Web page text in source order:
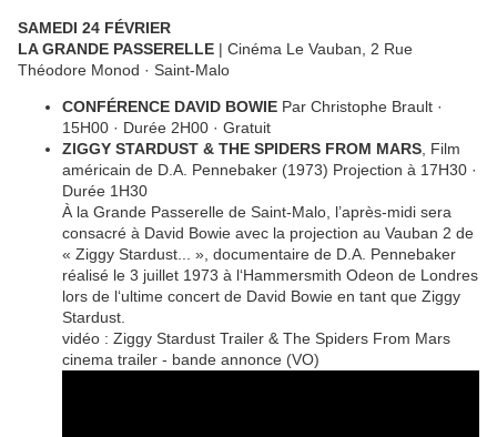
SAMEDI 24 FÉVRIER
LA GRANDE PASSERELLE | Cinéma Le Vauban, 2 Rue
Théodore Monod · Saint-Malo
CONFÉRENCE DAVID BOWIE Par Christophe Brault ·
15H00 · Durée 2H00 · Gratuit
ZIGGY STARDUST & THE SPIDERS FROM MARS , Film
américain de D.A. Pennebaker (1973) Projection à 17H30 ·
Durée 1H30
À la Grande Passerelle de Saint-Malo, l’après-midi sera
consacré à David Bowie avec la projection au Vauban 2 de
« Ziggy Stardust... », documentaire de D.A. Pennebaker
réalisé le 3 juillet 1973 à l‘Hammersmith Odeon de Londres
lors de l‘ultime concert de David Bowie en tant que Ziggy
Stardust.
vidéo : Ziggy Stardust Trailer & The Spiders From Mars
cinema trailer - bande annonce (VO)